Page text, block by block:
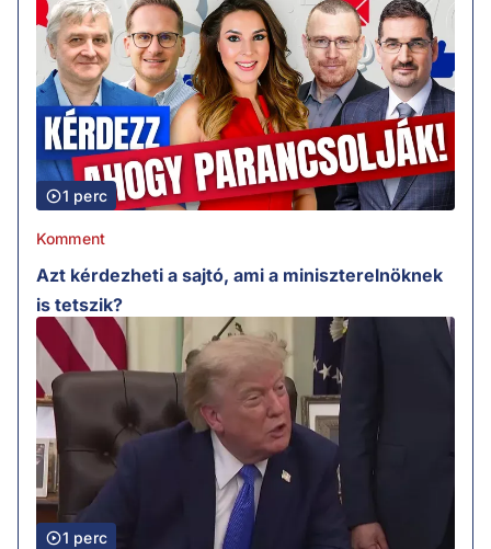
1 perc
Komment
Azt kérdezheti a sajtó, ami a miniszterelnöknek
is tetszik?
1 perc